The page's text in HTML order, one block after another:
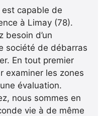
capable de
à Limay (78).
besoin d’un
société de débarras
En tout premier
examiner les zones
évaluation.
nous sommes en
vie à de même